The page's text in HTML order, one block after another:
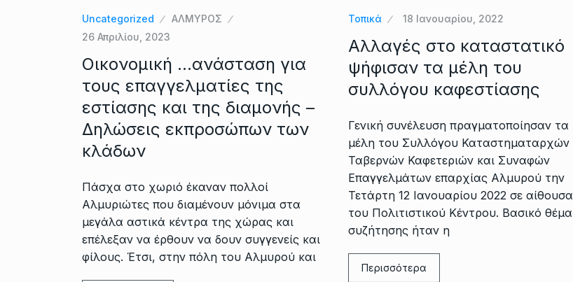
Uncategorized
ΑΛΜΥΡΟΣ
26 Απριλίου, 2023
Οικονομική …ανάσταση για
τους επαγγελματίες της
εστίασης και της διαμονής –
Δηλώσεις εκπροσώπων των
κλάδων
Πάσχα στο χωριό έκαναν πολλοί
Αλμυριώτες που διαμένουν μόνιμα στα
μεγάλα αστικά κέντρα της χώρας και
επέλεξαν να έρθουν να δουν συγγενείς και
φίλους. Έτσι, στην πόλη του Αλμυρού και
Τοπικά 18 Ιανουαρίου, 2022
Αλλαγές στο καταστατικό
ψήφισαν τα μέλη του
συλλόγου καφεστίασης
Γενική συνέλευση πραγματοποίησαν τα
μέλη του Συλλόγου Καταστηματαρχών
Ταβερνών Καφετεριών και Συναφών
Επαγγελμάτων επαρχίας Αλμυρού την
Τετάρτη 12 Ιανουαρίου 2022 σε αίθουσα
του Πολιτιστικού Κέντρου. Βασικό θέμα
συζήτησης ήταν η
Περισσότερα